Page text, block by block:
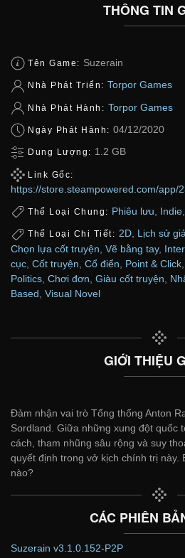
THÔNG TIN
Tên Game: Suzerain
Nhà Phát Triển: Torpor Games
Nhà Phát Hành: Torpor Games
Ngày Phát Hành: 04/12/2020
Dung Lượng: 1.2 GB
Link Gốc:
https://store.steampowered.com/app/
Thể Loại Chung: Phiêu lưu Indie
Thể Loại Chi Tiết: 2D, Lịch sử
Chọn lựa cốt truyện Vẽ bằng tay,
cục Cốt truyện Cổ điển Point & Click
Politics Chơi đơn Giàu cốt truyện
Based Visual Novel
GIỚI THIỆU
Đảm nhận vai trò Tổng thống Anton
Sordland. Giữa những xung đột quốc
cách, tham nhũng sâu rộng và suy
quyết định trong vở kịch chính trị này.
nào?
CÁC PHIÊN
Suzerain v3.1.0.152-P2P